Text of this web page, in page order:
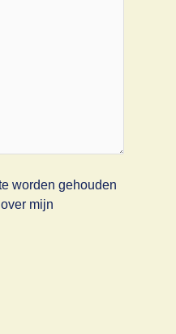
worden gehouden
mijn